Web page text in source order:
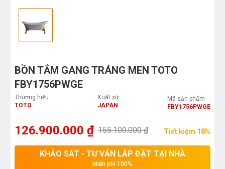
BỒN TẮM GANG TRÁNG MEN TOTO
FBY1756PWGE
Thương hiệu
TOTO
Xuất xứ
JAPAN
Mã sản phẩm
FBY1756PWGE
126.900.000 ₫ 155.100.000 ₫ Tiết kiệm 18%
KHẢO SÁT - TƯ VẤN LẮP ĐẶT TẠI NHÀ
Miễn phí 100%